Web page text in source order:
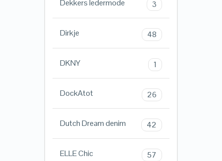
Dekkers ledermode 3
Dirkje 48
DKNY 1
DockAtot 26
Dutch Dream denim 42
ELLE Chic 57